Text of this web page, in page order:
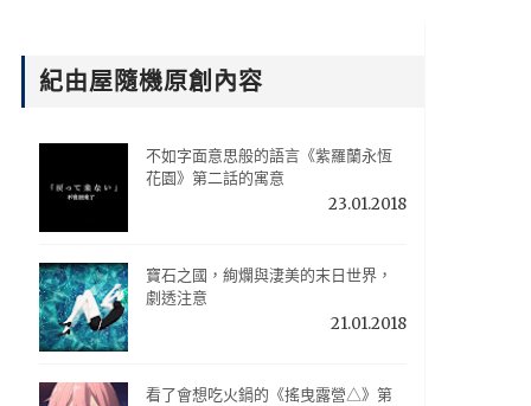
紀由屋隨機原創內容
不如字面意思般的語言《紫羅蘭永恆
花園》第二話的寓意
23.01.2018
寶石之國，絢爛與淒美的末日世界，
劇透注意
21.01.2018
看了會想吃火鍋的《搖曳露營△》第